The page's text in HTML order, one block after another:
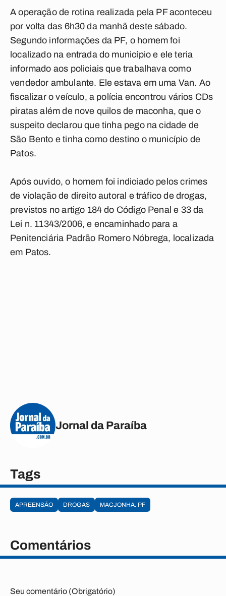
A operação de rotina realizada pela PF aconteceu
por volta das 6h30 da manhã deste sábado.
Segundo informações da PF, o homem foi
localizado na entrada do município e ele teria
informado aos policiais que trabalhava como
vendedor ambulante. Ele estava em uma Van. Ao
fiscalizar o veículo, a polícia encontrou vários CDs
piratas além de nove quilos de maconha, que o
suspeito declarou que tinha pego na cidade de
São Bento e tinha como destino o município de
Patos.
Após ouvido, o homem foi indiciado pelos crimes
de violação de direito autoral e tráfico de drogas,
previstos no artigo 184 do Código Penal e 33 da
Lei n. 11343/2006, e encaminhado para a
Penitenciária Padrão Romero Nóbrega, localizada
em Patos.
Jornal da Paraíba
Tags
APREENSÃO DROGAS MACJONHA. PF
Comentários
Seu comentário (Obrigatório)